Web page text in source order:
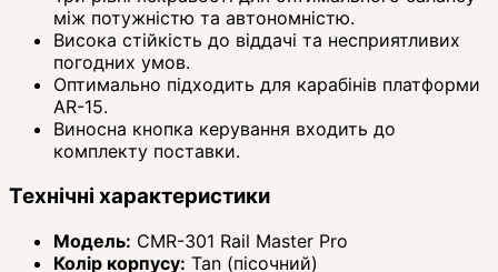
між потужністю та автономністю.
Висока стійкість до віддачі та несприятливих
погодних умов.
Оптимально підходить для карабінів платформи
AR-15.
Виносна кнопка керування входить до
комплекту поставки.
Технічні характеристики
Модель: CMR-301 Rail Master Pro
Колір корпусу: Tan (пісочний)